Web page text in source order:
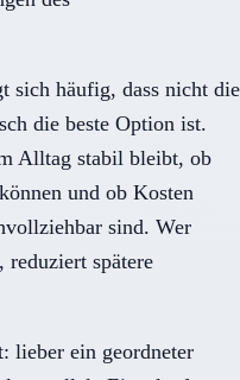
sich häufig, dass nicht die
die beste Option ist.
Alltag stabil bleibt, ob
und ob Kosten
sind. Wer
reduziert spätere
lieber ein geordneter